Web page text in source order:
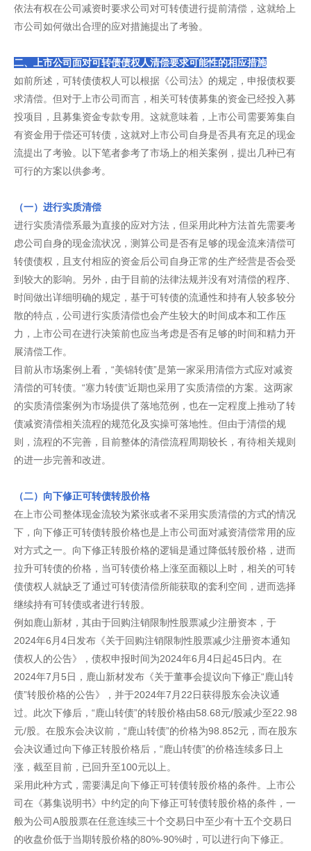
依法有权在公司减资时要求公司对可转债进行提前清偿，这就给上
市公司如何做出合理的应对措施提出了考验。
二、上市公司面对可转债债权人清偿要求可能性的相应措施
如前所述，可转债债权人可以根据《公司法》的规定，申报债权要
求清偿。但对于上市公司而言，相关可转债募集的资金已经投入募
投项目，且募集资金专款专用。这就意味着，上市公司需要筹集自
有资金用于偿还可转债，这就对上市公司自身是否具有充足的现金
流提出了考验。以下笔者参考了市场上的相关案例，提出几种已有
可行的方案以供参考。
（一）进行实质清偿
进行实质清偿系最为直接的应对方法，但采用此种方法首先需要考
虑公司自身的现金流状况，测算公司是否有足够的现金流来清偿可
转债债权，且支付相应的资金后公司自身正常的生产经营是否会受
到较大的影响。另外，由于目前的法律法规并没有对清偿的程序、
时间做出详细明确的规定，基于可转债的流通性和持有人较多较分
散的特点，公司进行实质清偿也会产生较大的时间成本和工作压
力，上市公司在进行决策前也应当考虑是否有足够的时间和精力开
展清偿工作。
目前从市场案例上看，“美锦转债”是第一家采用清偿方式应对减资
清偿的可转债。“塞力转债”近期也采用了实质清偿的方案。这两家
的实质清偿案例为市场提供了落地范例，也在一定程度上推动了转
债减资清偿相关流程的规范化及实操可落地性。但由于清偿的规
则，流程的不完善，目前整体的清偿流程周期较长，有待相关规则
的进一步完善和改进。
（二）向下修正可转债转股价格
在上市公司整体现金流较为紧张或者不采用实质清偿的方式的情况
下，向下修正可转债转股价格也是上市公司面对减资清偿常用的应
对方式之一。向下修正转股价格的逻辑是通过降低转股价格，进而
拉升可转债的价格，当可转债价格上涨至面额以上时，相关的可转
债债权人就缺乏了通过可转债清偿所能获取的套利空间，进而选择
继续持有可转债或者进行转股。
例如鹿山新材，其由于回购注销限制性股票减少注册资本，于
2024年6月4日发布《关于回购注销限制性股票减少注册资本通知
债权人的公告》，债权申报时间为2024年6月4日起45日内。在
2024年7月5日，鹿山新材发布《关于董事会提议向下修正“鹿山转
债”转股价格的公告》，并于2024年7月22日获得股东会决议通
过。此次下修后，“鹿山转债”的转股价格由58.68元/股减少至22.98
元/股。在股东会决议前，“鹿山转债”的价格为98.852元，而在股东
会决议通过向下修正转股价格后，“鹿山转债”的价格连续多日上
涨，截至目前，已回升至100元以上。
采用此种方式，需要满足向下修正可转债转股价格的条件。上市公
司在《募集说明书》中约定的向下修正可转债转股价格的条件，一
般为公司A股股票在任意连续三十个交易日中至少有十五个交易日
的收盘价低于当期转股价格的80%-90%时，可以进行向下修正。